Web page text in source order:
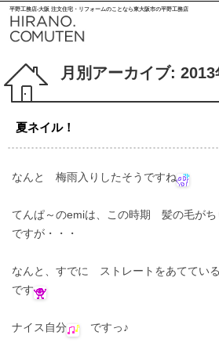
平野工務店-大阪 注文住宅・リフォームのことなら東大阪市の平野工務店
月別アーカイブ: 2013
夏ネイル！
なんと 梅雨入りしたそうですね
てんぱ～のemiは、この時期 髪の毛が
ですが・・・
なんと、すでに ストレートをあててい
です
ナイス自分 ですっ♪